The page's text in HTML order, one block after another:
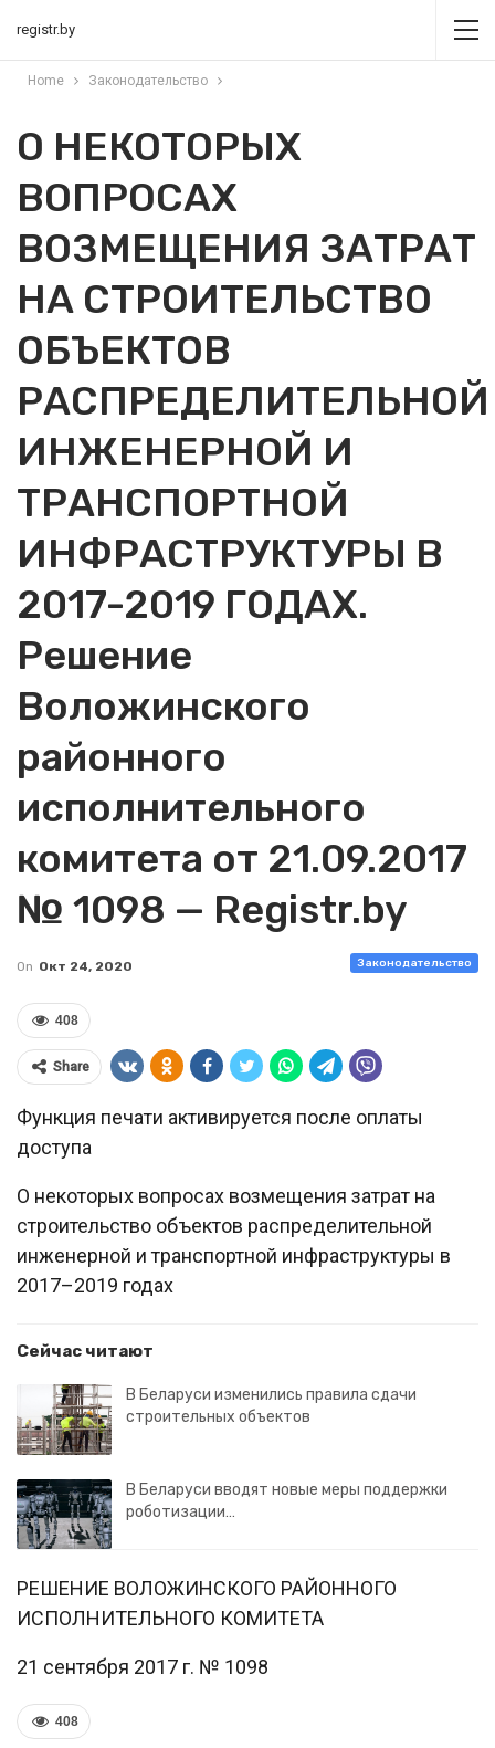
registr.by
Home Законодательство
О НЕКОТОРЫХ
ВОПРОСАХ
ВОЗМЕЩЕНИЯ ЗАТРАТ
НА СТРОИТЕЛЬСТВО
ОБЪЕКТОВ
РАСПРЕДЕЛИТЕЛЬНОЙ
ИНЖЕНЕРНОЙ И
ТРАНСПОРТНОЙ
ИНФРАСТРУКТУРЫ В
2017-2019 ГОДАХ.
Решение
Воложинского
районного
исполнительного
комитета от 21.09.2017
№ 1098 — Registr.by
Законодательство
On Окт 24, 2020
408
Share
Функция печати активируется после оплаты
доступа
О некоторых вопросах возмещения затрат на
строительство объектов распределительной
инженерной и транспортной инфраструктуры в
2017–2019 годах
Сейчас читают
В Беларуси изменились правила сдачи
строительных объектов
В Беларуси вводят новые меры поддержки
роботизации…
РЕШЕНИЕ ВОЛОЖИНСКОГО РАЙОННОГО
ИСПОЛНИТЕЛЬНОГО КОМИТЕТА
21 сентября 2017 г. № 1098
408